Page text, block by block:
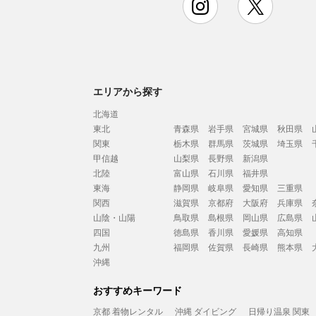
エリアから探す
北海道
東北
青森県 岩手県 宮城県 秋田県
関東
栃木県 群馬県 茨城県 埼玉県
甲信越
山梨県 長野県
新潟県
北陸
富山県 石川県
福井県
東海
静岡県 岐阜県 愛知県
三重県
関西
滋賀県 京都府 大阪府 兵庫県
山陰・山陽
鳥取県 島根県 岡山県 広島県
四国
徳島県 香川県 愛媛県
高知県
九州
福岡県 佐賀県 長崎県 熊本県
沖縄
おすすめキーワード
京都 着物レンタル 沖縄 ダイビング 日帰り温泉 関東